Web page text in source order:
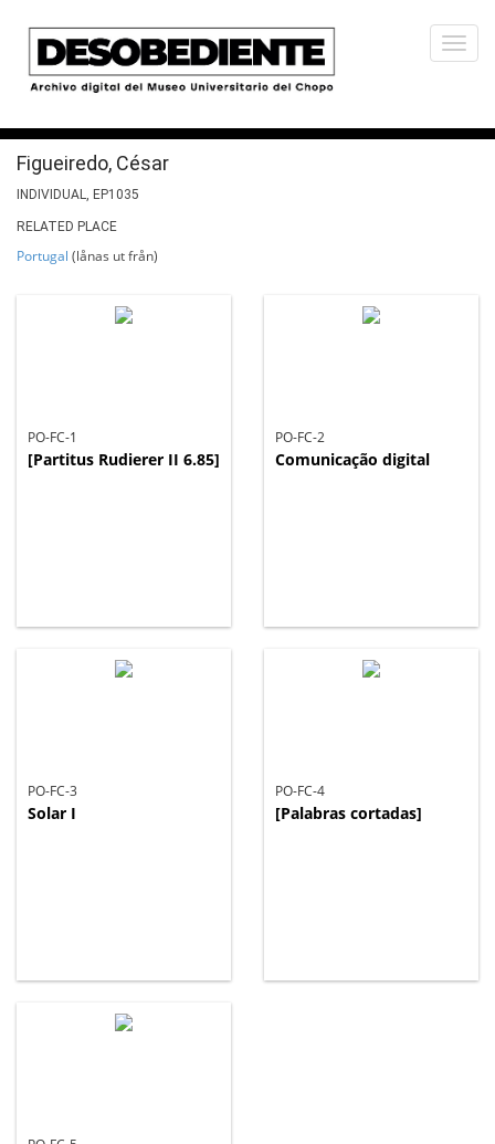
Figueiredo, César
INDIVIDUAL, EP1035
RELATED PLACE
Portugal (lånas ut från)
PO-FC-1
[Partitus Rudierer II 6.85]
PO-FC-2
Comunicação digital
PO-FC-3
Solar I
PO-FC-4
[Palabras cortadas]